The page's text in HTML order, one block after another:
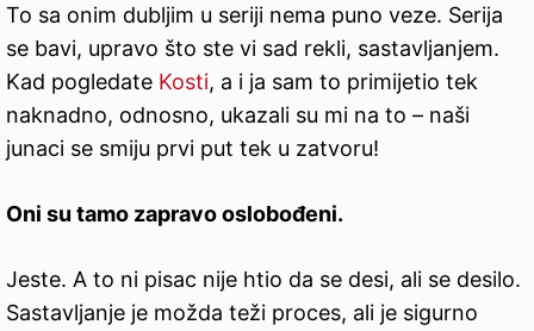
To sa onim dubljim u seriji nema puno veze. Serija
se bavi, upravo što ste vi sad rekli, sastavljanjem.
Kad pogledate Kosti, a i ja sam to primijetio tek
naknadno, odnosno, ukazali su mi na to – naši
junaci se smiju prvi put tek u zatvoru!
Oni su tamo zapravo oslobođeni.
Jeste. A to ni pisac nije htio da se desi, ali se desilo.
Sastavljanje je možda teži proces, ali je sigurno